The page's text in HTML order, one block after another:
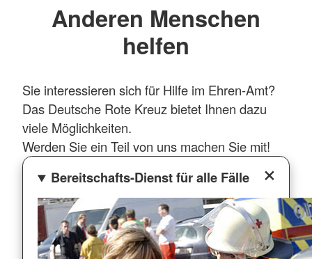
Anderen Menschen
helfen
Sie interessieren sich für Hilfe im Ehren-Amt?
Das Deutsche Rote Kreuz bietet Ihnen dazu
viele Möglichkeiten.
Werden Sie ein Teil von uns machen Sie mit!
Bereitschafts-Dienst für alle Fälle